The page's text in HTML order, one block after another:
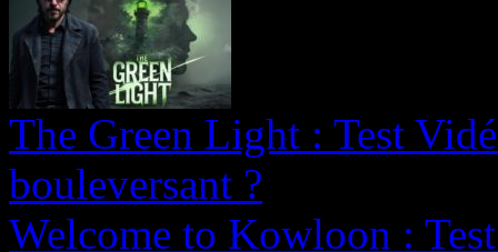
The Green Light : Test
bouleversant ?
Welcome to Kowloon :